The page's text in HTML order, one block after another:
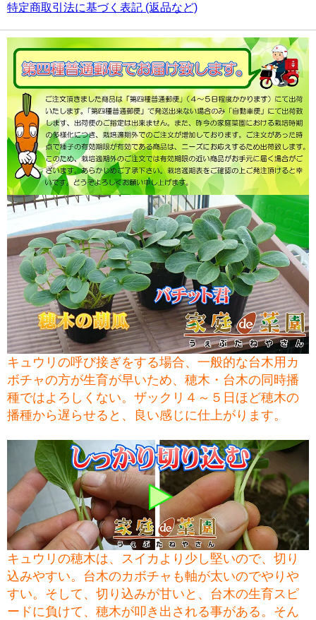
特定商取引法に基づく表記 (返品など)
キュウリの呼び接ぎをする場合、一般的な台木用カ
ボチャの方が生育が早いため、穂木・台木の同時播
種ではよろしくない。ザックリ４～５日ほど穂木の
播種から遅らせると、良い感じに仕上がります。
キュウリの穂木は、スイカより少し堅いので、切り
込みやすい。台木のカボチャも軸が太いのでやりや
すい。そして、切り込みが甘いと、台木の生育スピ
ードに負けて、穂木が叩き出される事がある。そん